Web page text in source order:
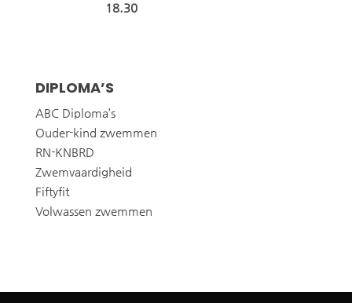
18.30
DIPLOMA’S
ABC Diploma’s
Ouder-kind zwemmen
RN-KNBRD
Zwemvaardigheid
Fiftyfit
Volwassen zwemmen